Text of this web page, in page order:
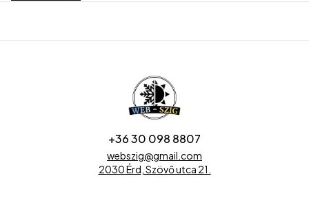
+36 30 098 8807
webszig@gmail.com
2030 Érd, Szövő utca 21.